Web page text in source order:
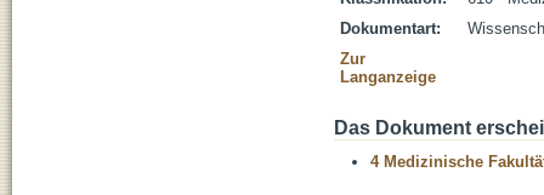
Dokumentart:
Zur
Langanzeige
Das Dokument
4 Medizinische